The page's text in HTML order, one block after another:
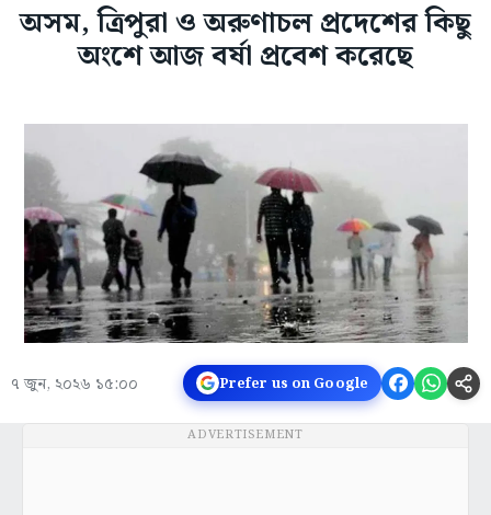
অসম, ত্রিপুরা ও অরুণাচল প্রদেশের কিছু
অংশে আজ বর্ষা প্রবেশ করেছে
৭ জুন, ২০২৬ ১৫:০০ Prefer us on Google
ADVERTISEMENT